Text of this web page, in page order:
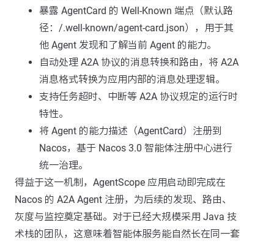
暴露 AgentCard 的 Well-Known 端点（默认路
径：/.well-known/agent-card.json），用于其
他 Agent 发现和了解当前 Agent 的能力。
自动处理 A2A 协议的消息转换和路由，将 A2A
消息格式转换为应用内部的消息处理逻辑。
支持任务超时、中断等 A2A 协议规定的运行时
特性。
将 Agent 的能力描述（AgentCard）注册到
Nacos，基于 Nacos 3.0 智能体注册中心进行
统一治理。
得益于这一机制，AgentScope 应用启动即完成在
Nacos 的 A2A Agent 注册，为后续的发现、路由、
灰度与监控奠定基础。对于已经大规模采用 Java 技
术栈的团队，这意味着智能体服务能自然长在同一套